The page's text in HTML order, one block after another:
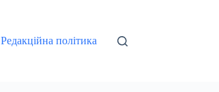
Редакційна політика